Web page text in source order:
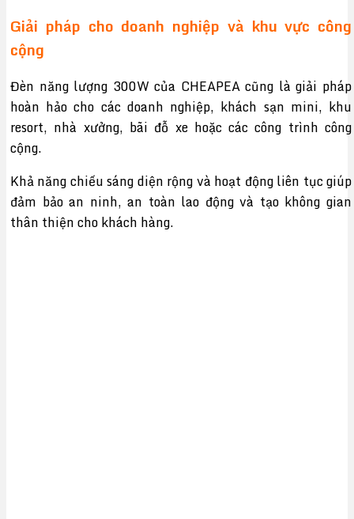
Giải pháp cho doanh nghiệp và khu vực công
cộng
Đèn năng lượng 300W của CHEAPEA cũng là giải pháp
hoàn hảo cho các doanh nghiệp, khách sạn mini, khu
resort, nhà xưởng, bãi đỗ xe hoặc các công trình công
cộng.
Khả năng chiếu sáng diện rộng và hoạt động liên tục giúp
đảm bảo an ninh, an toàn lao động và tạo không gian
thân thiện cho khách hàng.